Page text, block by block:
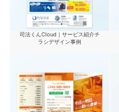
司法くんCloud｜サービス紹介チ
ラシデザイン事例